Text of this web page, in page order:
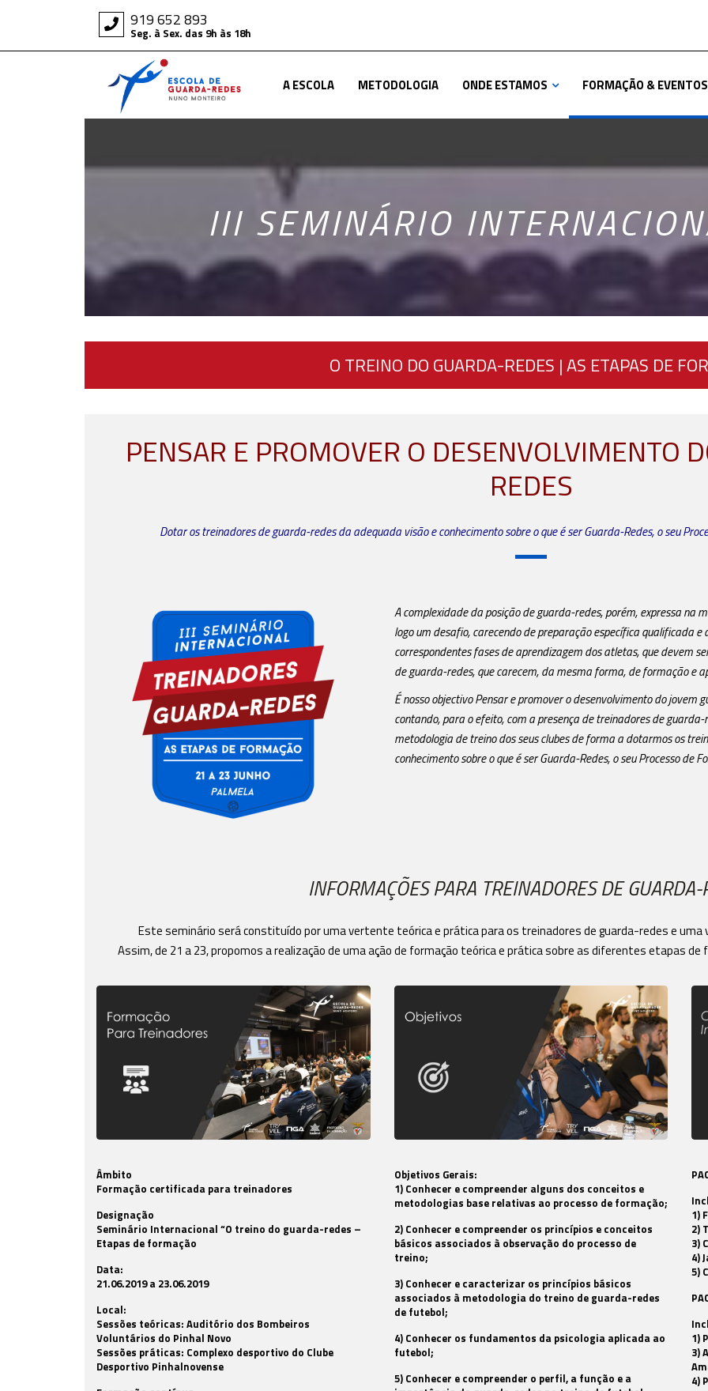
919 652 893
Seg. à Sex. das 9h às 18h
A ESCOLA METODOLOGIA ONDE ESTAMOS FORMAÇÃO & EVENTOS
III SEMINÁRIO
O TREINO DO GUARDA-REDES | AS ETAPAS DE
PENSAR E PROMOVER O DESENVOLVIMENTO
REDES
Dotar os treinadores de guarda-redes da adequada visão e conhecimento sobre o que é ser Guarda-Redes, o seu
A complexidade da posição de guarda-redes, porém, expressa na
logo um desafio, carecendo de preparação específica qualificada
correspondentes fases de aprendizagem dos atletas, que devem
de guarda-redes, que carecem, da mesma forma, de formação e
É nosso objectivo Pensar e promover o desenvolvimento do
contando, para o efeito, com a presença de treinadores de
metodologia de treino dos seus clubes de forma a dotarmos os
conhecimento sobre o que é ser Guarda-Redes, o seu Processo de
INFORMAÇÕES PARA TREINADORES DE GUARDA-
Este seminário será constituído por uma vertente teórica e prática para os treinadores de guarda-redes e
Assim, de 21 a 23, propomos a realização de uma ação de formação teórica e prática sobre as diferentes etapas
Âmbito
Formação certificada para treinadores
Designação
Seminário Internacional “O treino do guarda-redes –
Etapas de formação
Data:
21.06.2019 a 23.06.2019
Local:
Sessões teóricas: Auditório dos Bombeiros
Voluntários do Pinhal Novo
Sessões práticas: Complexo desportivo do Clube
Desportivo Pinhalnovense
Objetivos Gerais:
1) Conhecer e compreender alguns dos conceitos e
metodologias base relativas ao processo de formação;
2) Conhecer e compreender os princípios e conceitos
básicos associados à observação do processo de
treino;
3) Conhecer e caracterizar os princípios básicos
associados à metodologia do treino de guarda-redes
de futebol;
4) Conhecer os fundamentos da psicologia aplicada ao
futebol;
5) Conhecer e compreender o perfil, a função e a
1)
2)
3)
4)
5)
1)
3)
4)